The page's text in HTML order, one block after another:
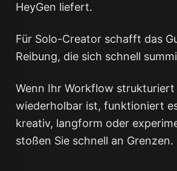
HeyGen liefert.
Für Solo-Creator schafft das
Reibung, die sich schnell
Wenn Ihr Workflow strukturiert
wiederholbar ist, funktioniert
kreativ, langform oder
stoßen Sie schnell an Grenzen.